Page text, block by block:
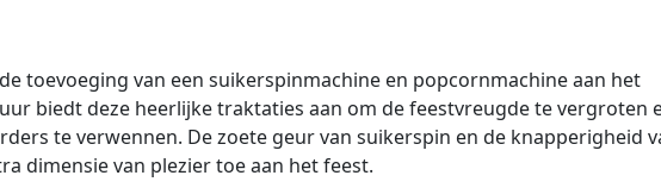
toevoeging van een suikerspinmachine en popcornmachine aan het
biedt deze heerlijke traktaties aan om de feestvreugde te vergroten
te verwennen. De zoete geur van suikerspin en de knapperigheid
dimensie van plezier toe aan het feest.